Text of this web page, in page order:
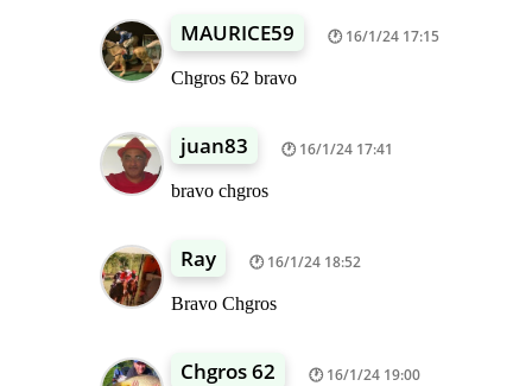
MAURICE59 16/1/24 17:15
Chgros 62 bravo
juan83 16/1/24 17:41
bravo chgros
Ray 16/1/24 18:52
Bravo Chgros
Chgros 62 16/1/24 19:00